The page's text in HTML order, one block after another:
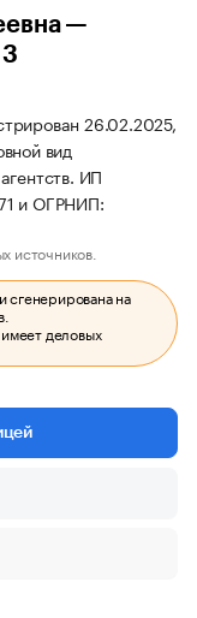
—
26.02.2025,
вид
ИП
и ОГРНИП:
источников.
сгенерирована на
деловых